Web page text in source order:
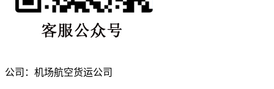
公司：机场航空货运公司